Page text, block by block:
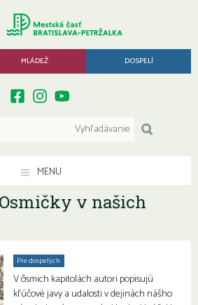
MLÁDEŽ DOSPELÍ
MENU
v našich
Pre dospelých
V ôsmich kapitolách autori popisujú
kľúčové javy a udalosti v dejinách nášho